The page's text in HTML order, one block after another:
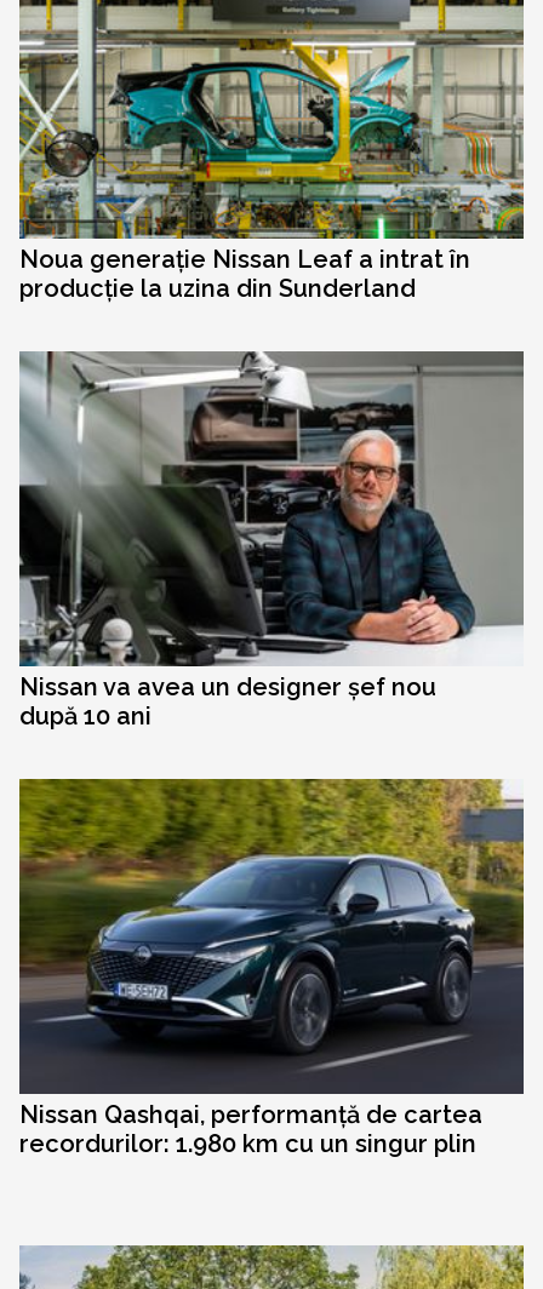
Noua generație Nissan Leaf a intrat în
producție la uzina din Sunderland
Nissan va avea un designer șef nou
după 10 ani
Nissan Qashqai, performanță de cartea
recordurilor: 1.980 km cu un singur plin